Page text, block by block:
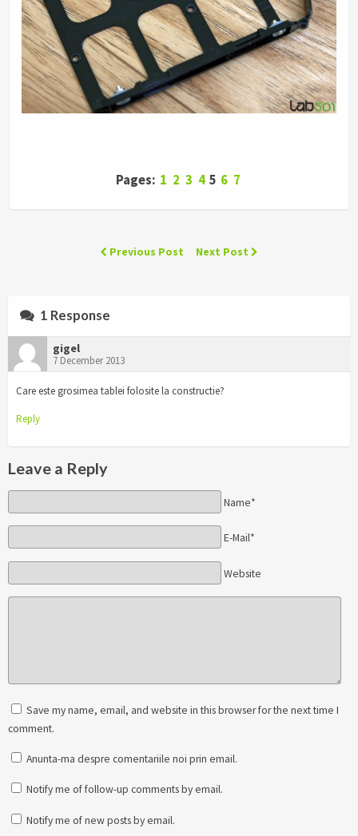
Pages: 1 2 3 4 5 6 7
Previous Post Next Post
1 Response
gigel
7 December 2013
Care este grosimea tablei folosite la constructie?
Reply
Leave a Reply
Name*
E-Mail*
Website
Save my name, email, and website in this browser for the next time I
comment.
Anunta-ma despre comentariile noi prin email.
Notify me of follow-up comments by email.
Notify me of new posts by email.